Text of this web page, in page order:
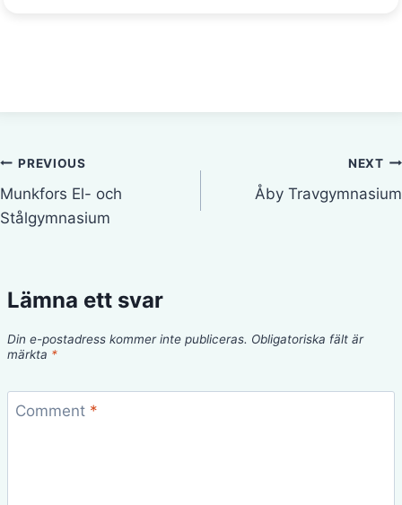
Inläggsnavigering
PREVIOUS
Munkfors El- och
Stålgymnasium
NEXT
Åby Travgymnasium
Lämna ett svar
Din e-postadress kommer inte publiceras. Obligatoriska fält är
märkta *
Comment *